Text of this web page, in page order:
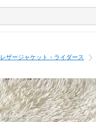
レザージャケット・ライダース